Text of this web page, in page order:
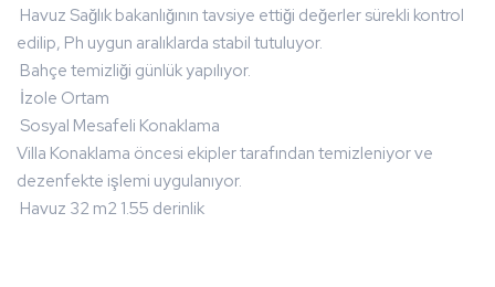
Havuz Sağlık bakanlığının tavsiye ettiği değerler sürekli kontrol
edilip, Ph uygun aralıklarda stabil tutuluyor.
Bahçe temizliği günlük yapılıyor.
İzole Ortam
Sosyal Mesafeli Konaklama
Villa Konaklama öncesi ekipler tarafından temizleniyor ve
dezenfekte işlemi uygulanıyor.
Havuz 32 m2 1.55 derinlik